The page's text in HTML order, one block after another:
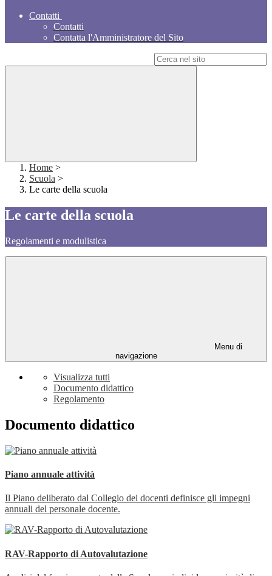
Contatti
Contatti
Contatta l'Amministratore del Sito
Home >
Scuola >
Le carte della scuola
Le carte della scuola
Regolamenti e modulistica
Menu di
navigazione
Visualizza tutti
Documento didattico
Regolamento
Documento didattico
Piano annuale attività
Il Piano deliberato dal Collegio dei docenti definisce gli impegni
annuali del personale docente.
RAV-Rapporto di Autovalutazione